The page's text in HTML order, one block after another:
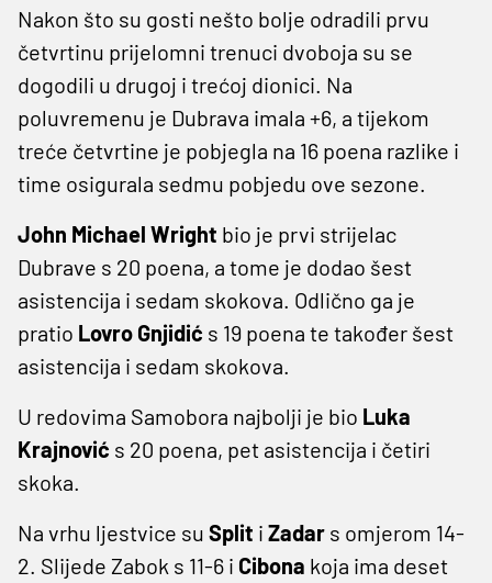
Nakon što su gosti nešto bolje odradili prvu
četvrtinu prijelomni trenuci dvoboja su se
dogodili u drugoj i trećoj dionici. Na
poluvremenu je Dubrava imala +6, a tijekom
treće četvrtine je pobjegla na 16 poena razlike i
time osigurala sedmu pobjedu ove sezone.
John Michael Wright bio je prvi strijelac
Dubrave s 20 poena, a tome je dodao šest
asistencija i sedam skokova. Odlično ga je
pratio Lovro Gnjidić s 19 poena te također šest
asistencija i sedam skokova.
U redovima Samobora najbolji je bio Luka
Krajnović s 20 poena, pet asistencija i četiri
skoka.
Na vrhu ljestvice su Split i Zadar s omjerom 14-
2. Slijede Zabok s 11-6 i Cibona koja ima deset